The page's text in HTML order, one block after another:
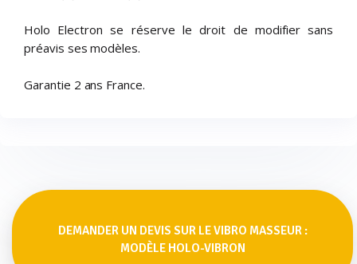
Holo Electron se réserve le droit de modifier sans
préavis ses modèles.
Garantie 2 ans France.
DEMANDER UN DEVIS SUR LE VIBRO MASSEUR :
MODÈLE HOLO-VIBRON